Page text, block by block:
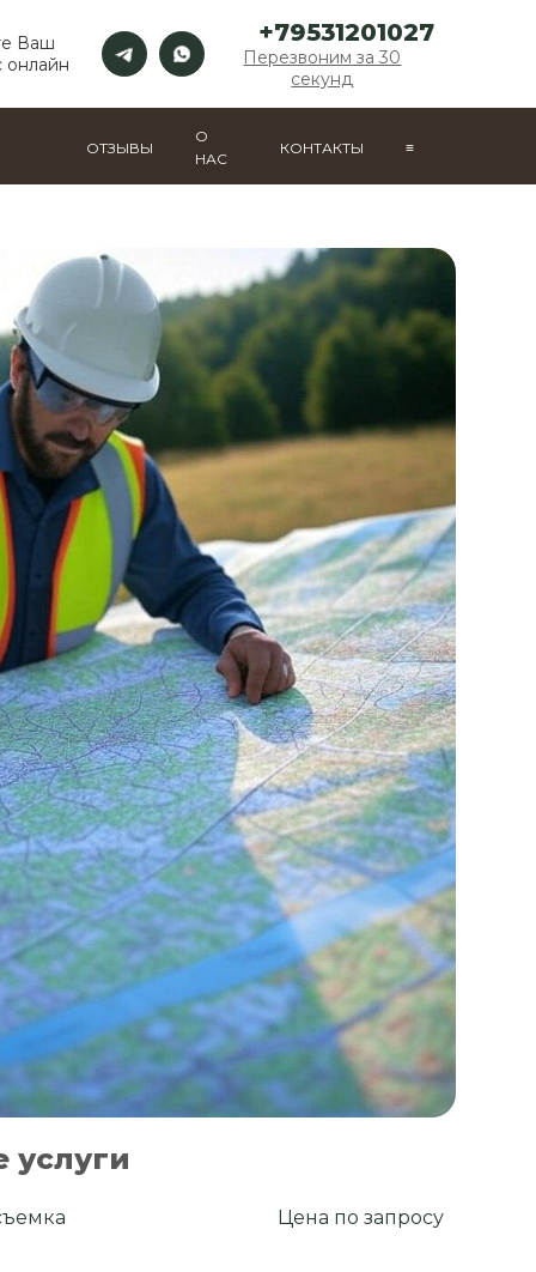
Ваш
онлайн
+79531201027
Перезвоним за 30
секунд
ОТЗЫВЫ
О
НАС
КОНТАКТЫ ≡
услуги
Цена по запросу